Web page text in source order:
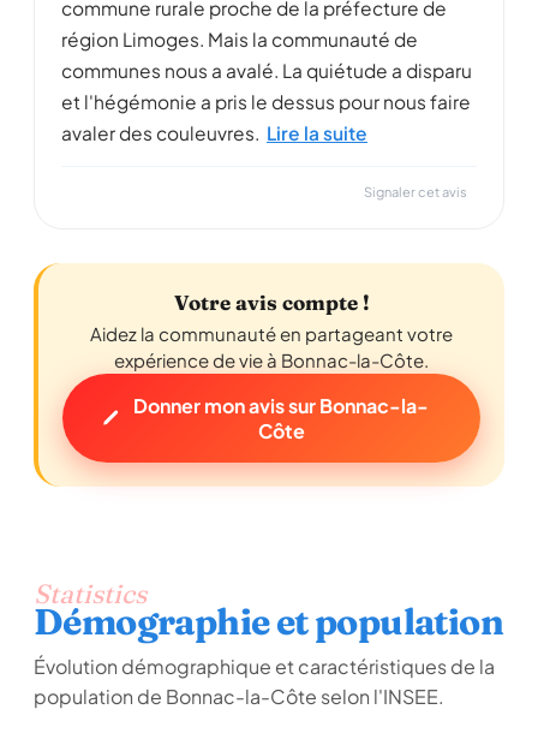
commune rurale proche de la préfecture de
région Limoges. Mais la communauté de
communes nous a avalé. La quiétude a disparu
et l'hégémonie a pris le dessus pour nous faire
avaler des couleuvres. Lire la suite
Signaler cet avis
Votre avis compte !
Aidez la communauté en partageant votre
expérience de vie à Bonnac-la-Côte.
Donner mon avis sur Bonnac-la-
Côte
Statistics
Démographie et population
Évolution démographique et caractéristiques de la
population de Bonnac-la-Côte selon l'INSEE.